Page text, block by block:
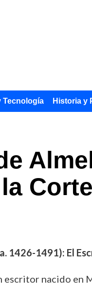
Tecnología Historia y
1426-1491): El
escritor nacido en